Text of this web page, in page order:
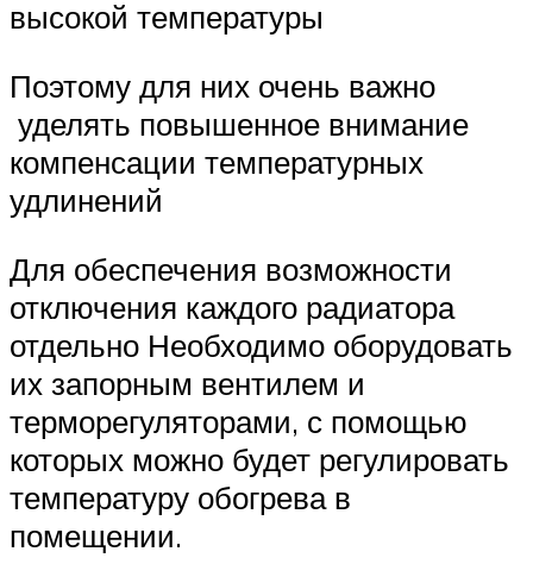
высокой температуры
Поэтому для них очень важно
уделять повышенное внимание
компенсации температурных
удлинений
Для обеспечения возможности
отключения каждого радиатора
отдельно Необходимо оборудовать
их запорным вентилем и
терморегуляторами, с помощью
которых можно будет регулировать
температуру обогрева в
помещении.